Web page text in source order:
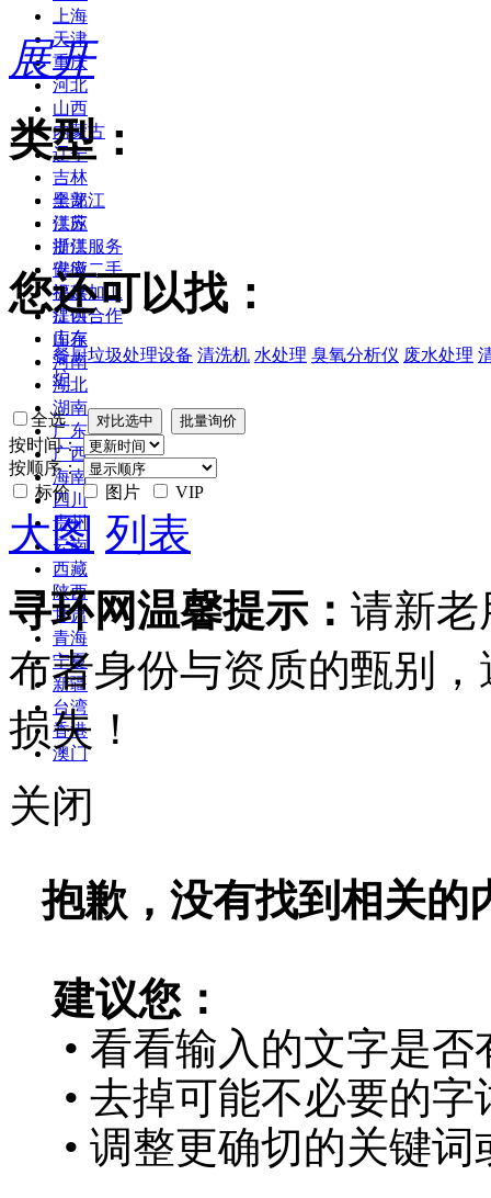
上海
天津
重庆
河北
山西
内蒙古
辽宁
吉林
黑龙江
江苏
浙江
安徽
福建
江西
山东
河南
湖北
湖南
广东
广西
海南
四川
贵州
云南
西藏
陕西
甘肃
青海
宁夏
新疆
台湾
香港
澳门
展开
类型：
全部
供应
提供服务
供应二手
提供加工
提供合作
库存
您还可以找：
餐厨垃圾处理设备 清洗机 水处理 臭氧分析仪 废水处理
炉
全选
按时间：
按顺序：
标价
图片 VIP
大图 列表
寻环网温馨提示： 请新老
布者身份与资质的甄别
损失！
关闭
抱歉，没有找到相关的
建议您：
• 看看输入的文字是否
• 去掉可能不必要的字
• 调整更确切的关键